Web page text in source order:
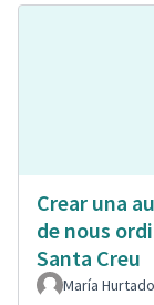
Crear una
de nous
Santa Creu
María